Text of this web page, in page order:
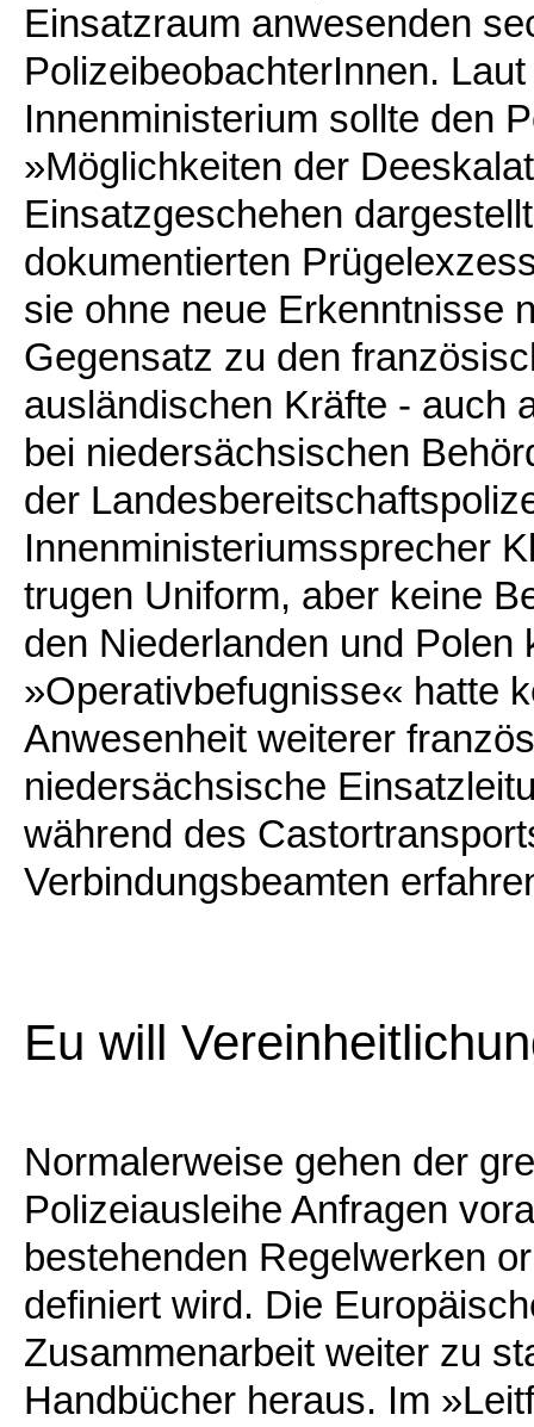
Einsatzraum anwesenden
PolizeibeobachterInnen.
Innenministerium sollte den
»Möglichkeiten der
Einsatzgeschehen
dokumentierten
sie ohne neue Erkenntnisse
Gegensatz zu den
ausländischen Kräfte - auch
bei niedersächsischen
der
Innenministeriumssprecher
trugen Uniform, aber keine
den Niederlanden und Polen
»Operativbefugnisse« hatte
Anwesenheit weiterer
niedersächsische
während des
Verbindungsbeamten
Eu will
Normalerweise gehen der
Polizeiausleihe Anfragen
bestehenden Regelwerken
definiert wird. Die
Zusammenarbeit weiter zu
Handbücher heraus. Im